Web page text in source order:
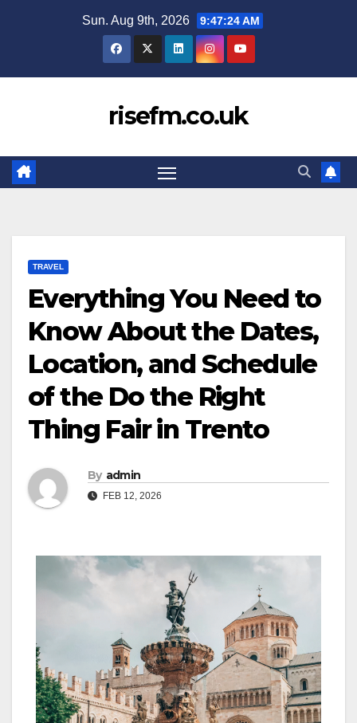
Sun. Aug 9th, 2026 9:47:25 AM
risefm.co.uk
TRAVEL
Everything You Need to
Know About the Dates,
Location, and Schedule
of the Do the Right
Thing Fair in Trento
By admin
FEB 12, 2026